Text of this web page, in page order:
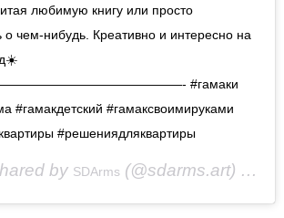
любимую книгу или просто
о чем-нибудь. Креативно и интересно на
#гамаки
#гамакдетский #гамаксвоимируками
#решениядляквартиры
by SDArms (@sdarms.art) on